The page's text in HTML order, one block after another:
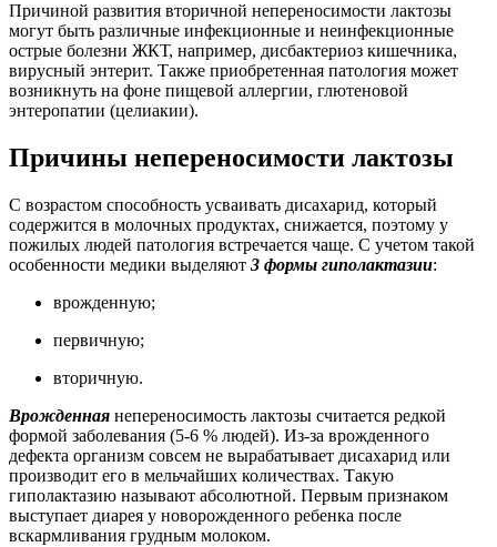
Причиной развития вторичной непереносимости лактозы
могут быть различные инфекционные и неинфекционные
острые болезни ЖКТ, например, дисбактериоз кишечника,
вирусный энтерит. Также приобретенная патология может
возникнуть на фоне пищевой аллергии, глютеновой
энтеропатии (целиакии).
Причины непереносимости лактозы
С возрастом способность усваивать дисахарид, который
содержится в молочных продуктах, снижается, поэтому у
пожилых людей патология встречается чаще. С учетом такой
особенности медики выделяют 3 формы гиполактазии:
врожденную;
первичную;
вторичную.
Врожденная непереносимость лактозы считается редкой
формой заболевания (5-6 % людей). Из-за врожденного
дефекта организм совсем не вырабатывает дисахарид или
производит его в мельчайших количествах. Такую
гиполактазию называют абсолютной. Первым признаком
выступает диарея у новорожденного ребенка после
вскармливания грудным молоком.